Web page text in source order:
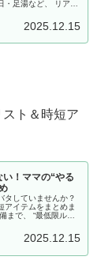
・足湯など、 リアル
2025.12.15
ト＆時短ア
！ママの“やる
タしていませんか？
アイテムをまとめま
まで、 “最低限ルー
2025.12.15